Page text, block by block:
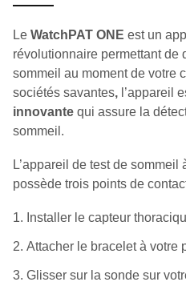
Le WatchPAT ONE est un
révolutionnaire permettant de
sommeil au moment de votre
sociétés savantes, l’appareil
innovante qui assure la
sommeil.
L’appareil de test de sommeil
possède trois points de
Installer le capteur
Attacher le bracelet à votre
Glisser sur la sonde sur